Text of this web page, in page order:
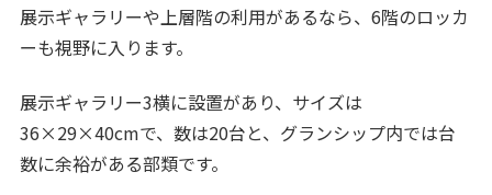
展示ギャラリーや上層階の利用があるなら、6階のロッカ
ーも視野に入ります。
展示ギャラリー3横に設置があり、サイズは
36×29×40cmで、数は20台と、グランシップ内では台
数に余裕がある部類です。